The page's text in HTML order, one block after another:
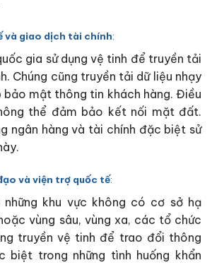
và giao dịch tài chính:
gia sử dụng vệ tinh để truyền tải
Chúng cũng truyền tải dữ liệu nhạy
bảo mật thông tin khách hàng. Điều
thể đảm bảo kết nối mặt đất.
ngân hàng và tài chính đặc biệt sử
và viện trợ quốc tế:
khu vực không có cơ sở hạ
vùng sâu, vùng xa, các tổ chức
truyền vệ tinh để trao đổi thông
biệt trong những tình huống khẩn